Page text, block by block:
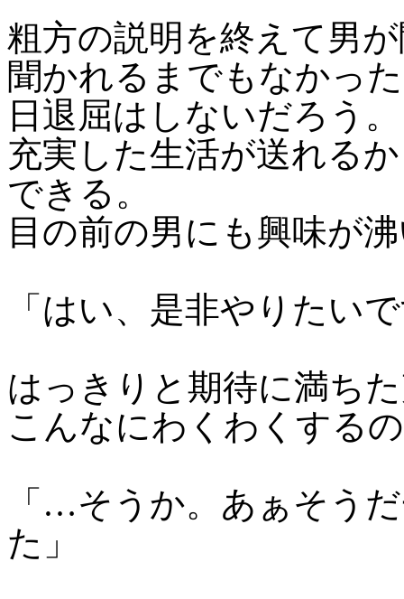
粗方の説明を終えて男
聞かれるまでもなかっ
日退屈はしないだろう。
充実した生活が送れる
できる。
目の前の男にも興味が
「はい、是非やりたい
はっきりと期待に満ち
こんなにわくわくする
「…そうか。あぁそう
た」